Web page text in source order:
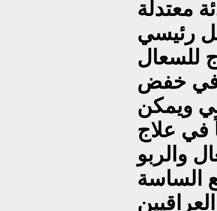
معتدلة
رئيسي
للسعال
في خفض
ويمكن
في علاج
الساسة